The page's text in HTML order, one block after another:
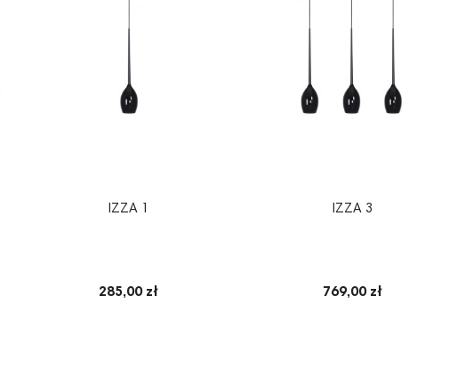
IZZA 1
285,00 zł
IZZA 3
769,00 zł